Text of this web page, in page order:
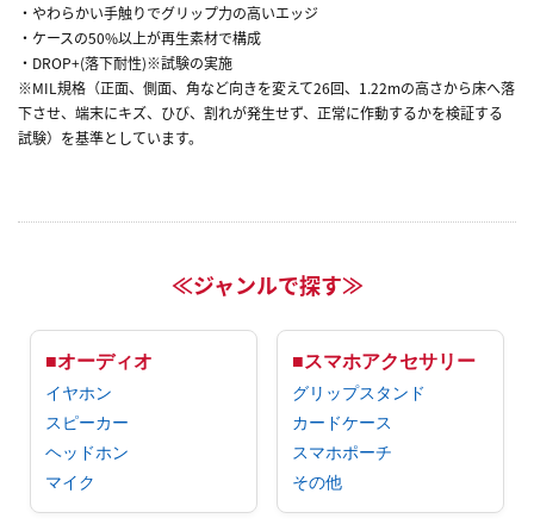
・やわらかい手触りでグリップ力の高いエッジ
・ケースの50%以上が再生素材で構成
・DROP+(落下耐性)※試験の実施
※MIL規格（正面、側面、角など向きを変えて26回、1.22mの高さから床へ落
下させ、端末にキズ、ひび、割れが発生せず、正常に作動するかを検証する
試験）を基準としています。
≪ジャンルで探す≫
■オーディオ
イヤホン
スピーカー
ヘッドホン
マイク
■スマホアクセサリー
グリップスタンド
カードケース
スマホポーチ
その他